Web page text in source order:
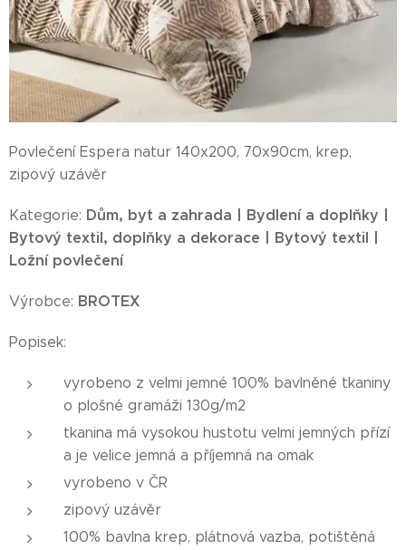
Povlečení Espera natur 140x200, 70x90cm, krep,
zipový uzávěr
Kategorie: Dům, byt a zahrada | Bydlení a doplňky |
Bytový textil, doplňky a dekorace | Bytový textil |
Ložní povlečení
Výrobce: BROTEX
Popisek:
vyrobeno z velmi jemné 100% bavlněné tkaniny
o plošné gramáži 130g/m2
tkanina má vysokou hustotu velmi jemných přízí
a je velice jemná a příjemná na omak
vyrobeno v ČR
zipový uzávěr
100% bavlna krep, plátnová vazba, potištěná